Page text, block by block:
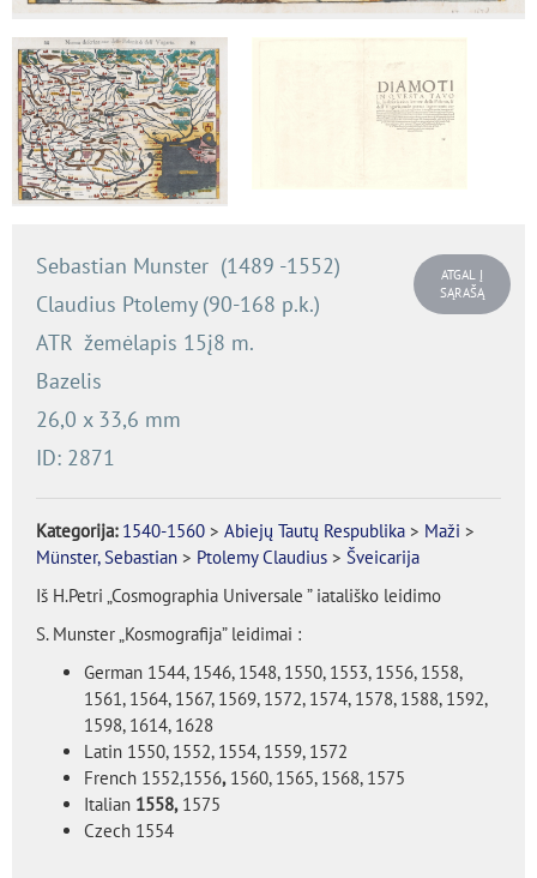
Sebastian Munster (1489 -1552)
Claudius Ptolemy (90-168 p.k.)
ATR žemėlapis 15į8 m.
Bazelis
26,0 x 33,6 mm
ID: 2871
ATGAL Į
SĄRAŠĄ
Kategorija: 1540-1560 > Abiejų Tautų Respublika > Maži >
Münster, Sebastian > Ptolemy Claudius > Šveicarija
Iš H.Petri „Cosmographia Universale ” iatališko leidimo
S. Munster „Kosmografija” leidimai :
German 1544, 1546, 1548, 1550, 1553, 1556, 1558,
1561, 1564, 1567, 1569, 1572, 1574, 1578, 1588, 1592,
1598, 1614, 1628
Latin 1550, 1552, 1554, 1559, 1572
French 1552,1556,1560, 1565, 1568, 1575
Italian 1558,1575
Czech 1554